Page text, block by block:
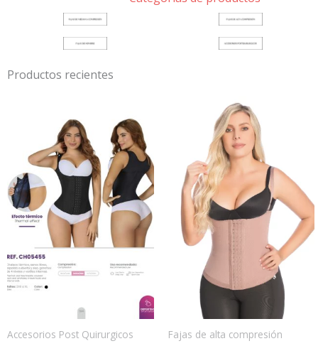
Productos recientes
Accesorios Post Quirurgicos Fajas de alta compresión